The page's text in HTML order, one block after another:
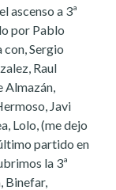
ascenso a 3ª
por Pablo
Sergio
Raul
Almazán,
Javi
Lolo, (me dejo
partido en
la 3ª
Binefar,